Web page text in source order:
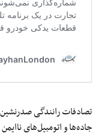
تصادفات رانندگی
جاده‌ها و اتومبیل‌های